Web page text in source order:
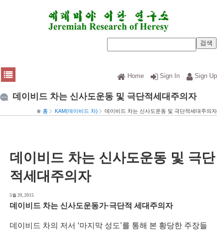
Home Sign In Sign Up
데이비드 차는 신사도운동 및 극단적세대주의자
홈 KAM(데이비드 차) 데이비드 차는 신사도운동 및 극단적세대주의자
데이비드 차는 신사도운동 및 극단
적세대주의자
5월 20, 2015
데이비드 차는 신사도운동가·극단적 세대주의자
데이비드 차의 저서 ‘마지막 성도’를 통해 본 황당한 주장들